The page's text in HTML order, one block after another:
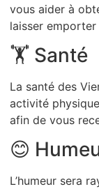
vous aider à
laisser emporter
🏋️ Santé
La santé des
activité
afin de vous
😊
L’humeur sera